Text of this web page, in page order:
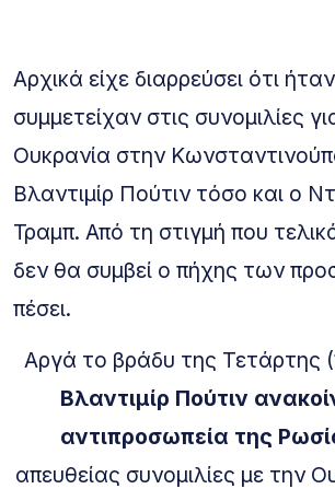
Αρχικά είχε διαρρεύσει ότι
συμμετείχαν στις συνομιλίες
Ουκρανία στην
Βλαντιμίρ Πούτιν τόσο και ο
Τραμπ. Από τη στιγμή που
δεν θα συμβεί ο πήχης των
πέσει.
Αργά το βράδυ της Τετάρτης
Βλαντιμίρ Πούτιν
αντιπροσωπεία της
απευθείας συνομιλίες με την